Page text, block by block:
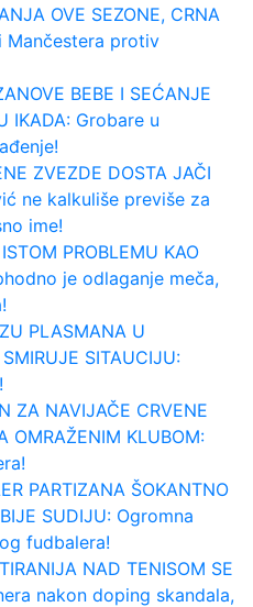
OVE SEZONE, CRNA
Mančestera protiv
BEBE I SEĆANJE
IKADA: Grobare u
ZVEZDE DOSTA JAČI
ne kalkuliše previše za
ime!
PROBLEMU KAO
je odlaganje meča,
PLASMANA U
SITAUCIJU:
ZA NAVIJAČE CRVENE
OMRAŽENIM KLUBOM:
PARTIZANA ŠOKANTNO
SUDIJU: Ogromna
fudbalera!
NAD TENISOM SE
nakon doping skandala,